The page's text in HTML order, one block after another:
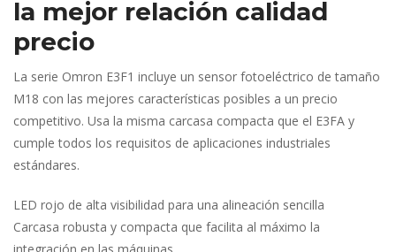
la mejor relación calidad
precio
La serie Omron E3F1 incluye un sensor fotoeléctrico de tamaño
M18 con las mejores características posibles a un precio
competitivo. Usa la misma carcasa compacta que el E3FA y
cumple todos los requisitos de aplicaciones industriales
estándares.
LED rojo de alta visibilidad para una alineación sencilla
Carcasa robusta y compacta que facilita al máximo la